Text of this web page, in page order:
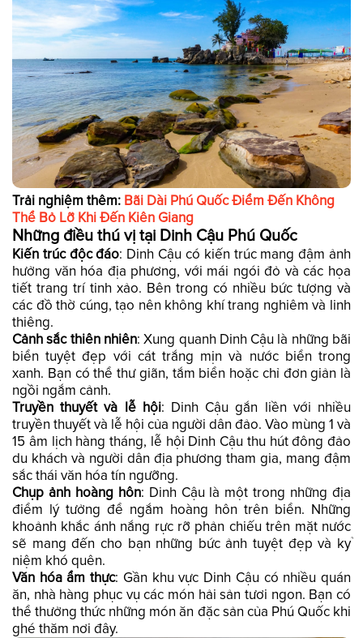
Trải nghiệm thêm: Bãi Dài Phú Quốc Điểm Đến Không
Thể Bỏ Lỡ Khi Đến Kiên Giang
Những điều thú vị tại Dinh Cậu Phú Quốc
Kiến trúc độc đáo: Dinh Cậu có kiến trúc mang đậm ảnh
hưởng văn hóa địa phương, với mái ngói đỏ và các họa
tiết trang trí tinh xảo. Bên trong có nhiều bức tượng và
các đồ thờ cúng, tạo nên không khí trang nghiêm và linh
thiêng.
Cảnh sắc thiên nhiên: Xung quanh Dinh Cậu là những bãi
biển tuyệt đẹp với cát trắng mịn và nước biển trong
xanh. Bạn có thể thư giãn, tắm biển hoặc chỉ đơn giản là
ngồi ngắm cảnh.
Truyền thuyết và lễ hội: Dinh Cậu gắn liền với nhiều
truyền thuyết và lễ hội của người dân đảo. Vào mùng 1 và
15 âm lịch hàng tháng, lễ hội Dinh Cậu thu hút đông đảo
du khách và người dân địa phương tham gia, mang đậm
sắc thái văn hóa tín ngưỡng.
Chụp ảnh hoàng hôn: Dinh Cậu là một trong những địa
điểm lý tưởng để ngắm hoàng hôn trên biển. Những
khoảnh khắc ánh nắng rực rỡ phản chiếu trên mặt nước
sẽ mang đến cho bạn những bức ảnh tuyệt đẹp và kỷ
niệm khó quên.
Văn hóa ẩm thực: Gần khu vực Dinh Cậu có nhiều quán
ăn, nhà hàng phục vụ các món hải sản tươi ngon. Bạn có
thể thưởng thức những món ăn đặc sản của Phú Quốc khi
ghé thăm nơi đây.